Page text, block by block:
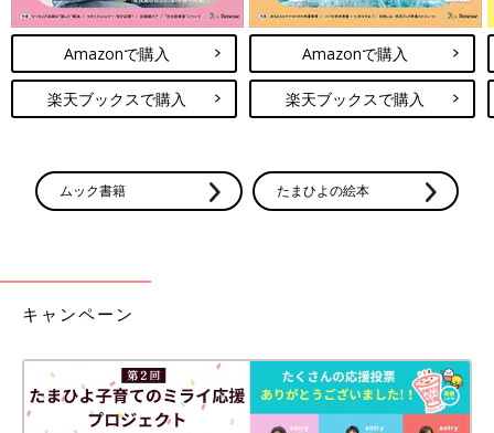
Amazonで購入
楽天ブックスで購入
Amazonで購入
楽天ブックスで購入
ムック書籍 たまひよの絵本
キャンペーン